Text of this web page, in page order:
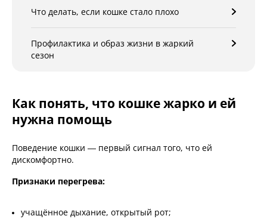
Что делать, если кошке стало плохо
Профилактика и образ жизни в жаркий
сезон
Как понять, что кошке жарко и ей
нужна помощь
Поведение кошки — первый сигнал того, что ей
дискомфортно.
Признаки перегрева:
учащённое дыхание, открытый рот;